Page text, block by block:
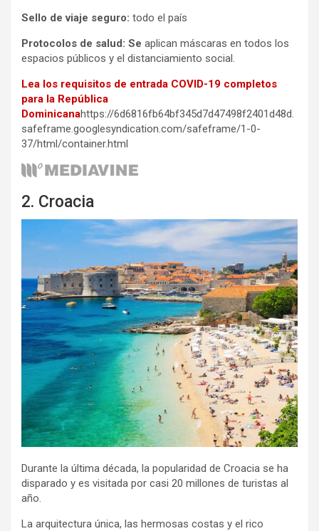
Sello de viaje seguro: todo el país
Protocolos de salud: Se aplican máscaras en todos los
espacios públicos y el distanciamiento social.
Lea los requisitos de entrada COVID-19 completos
para la República
Dominicanahttps://6d6816fb64bf345d7d47498f2401d48d.
safeframe.googlesyndication.com/safeframe/1-0-
37/html/container.html
2. Croacia
Durante la última década, la popularidad de Croacia se ha
disparado y es visitada por casi 20 millones de turistas al
año.
La arquitectura única, las hermosas costas y el rico